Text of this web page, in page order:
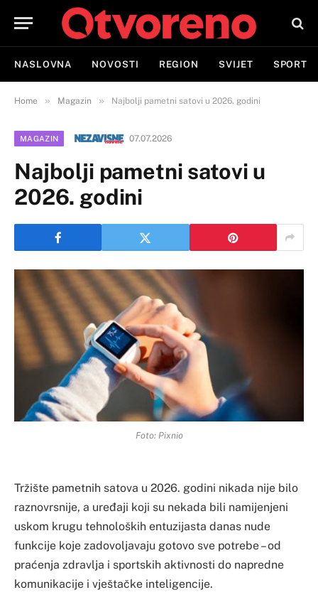
NASLOVNA NOVOSTI REGION SVIJET SPORT
Home » Magazin » Najbolji pametni satovi u 2026. godini
MAGAZIN 07.07.2026
Najbolji pametni satovi u
2026. godini
Foto: Pixnio
​Tržište pametnih satova u 2026. godini nikada nije bilo
raznovrsnije, a uređaji koji su nekada bili namijenjeni
uskom krugu tehnoloških entuzijasta danas nude
funkcije koje zadovoljavaju gotovo sve potrebe – od
praćenja zdravlja i sportskih aktivnosti do napredne
komunikacije i vještačke inteligencije.